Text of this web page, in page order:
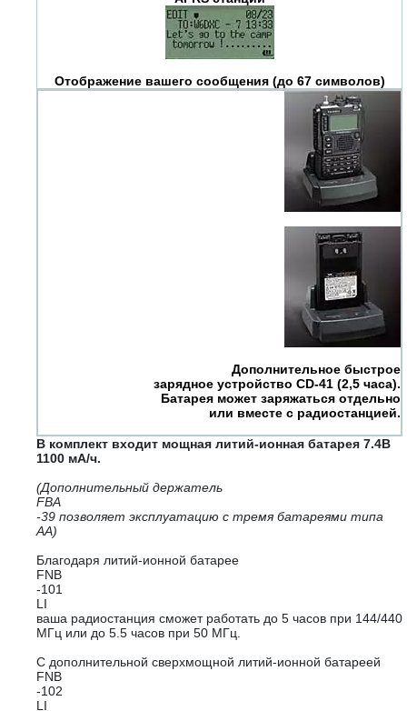
Отображение вашего сообщения (до 67 символов)
Дополнительное быстрое
зарядное устройство CD-41 (2,5 часа).
Батарея может заряжаться отдельно
или вместе с радиостанцией.
В комплект входит мощная литий-ионная батарея 7.4В
1100 мА/ч.
(Дополнительный держатель
FBA
-39 позволяет эксплуатацию с тремя батареями типа
АА)
Благодаря литий-ионной батарее
FNB
-101
LI
ваша радиостанция сможет работать до 5 часов при 144/440
МГц или до 5.5 часов при 50 МГц.
С дополнительной сверхмощной литий-ионной батареей
FNB
-102
LI